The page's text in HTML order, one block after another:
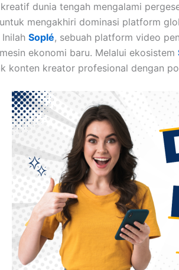
dunia tengah mengalami
mengakhiri dominasi platform
Soplé, sebuah platform video
ekonomi baru. Melalui ekosistem
konten kreator profesional dengan